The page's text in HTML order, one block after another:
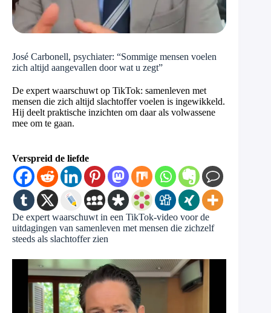
José Carbonell, psychiater: “Sommige mensen voelen
zich altijd aangevallen door wat u zegt”
De expert waarschuwt op TikTok: samenleven met
mensen die zich altijd slachtoffer voelen is ingewikkeld.
Hij deelt praktische inzichten om daar als volwassene
mee om te gaan.
Verspreid de liefde
De expert waarschuwt in een TikTok-video voor de
uitdagingen van samenleven met mensen die zichzelf
steeds als slachtoffer zien